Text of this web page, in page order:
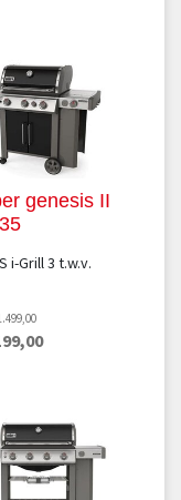
genesis II
i-Grill 3 t.w.v.
,00
,00